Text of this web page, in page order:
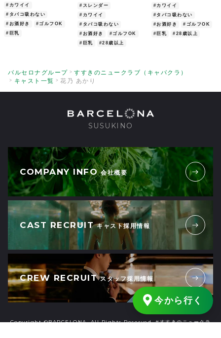
今から行く
#カワイイ
#タバコ吸わない
#お酒好き
#ゴルフOK
#巨乳
#スレンダー
#カワイイ
#タバコ吸わない
#お酒好き
#ゴルフOK
#巨乳
#28歳以上
#カワイイ
#タバコ吸わない
#お酒好き
#ゴルフOK
#巨乳
#28歳以上
バルセロナグループ
すすきのニュークラブ（キャバクラ）
キャスト一覧
花乃 あかり
SUSUKINO
COMPANY INFO 会社概要
CAST RECRUIT キャスト採用情報
CREW RECRUIT スタッフ採用情報
Copyright ©BARCELONA. All Rights Reserved. #すすきのニュークラ